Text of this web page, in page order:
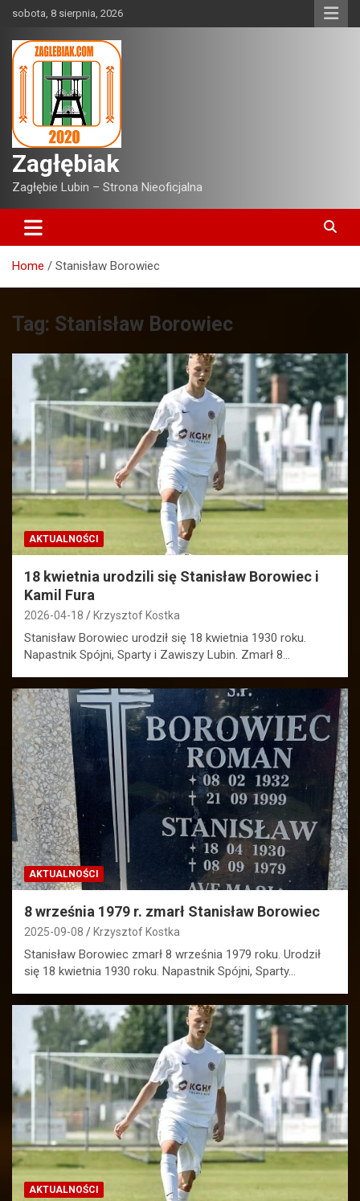
content
sobota, 8 sierpnia, 2026
Zagłębiak
Zagłębie Lubin – Strona Nieoficjalna
Home Stanisław Borowiec
Tag: Stanisław Borowiec
AKTUALNOŚCI
18 kwietnia urodzili się Stanisław Borowiec i
Kamil Fura
2026-04-18 Krzysztof Kostka
Stanisław Borowiec urodził się 18 kwietnia 1930 roku.
Napastnik Spójni, Sparty i Zawiszy Lubin. Zmarł 8…
AKTUALNOŚCI
8 września 1979 r. zmarł Stanisław Borowiec
2025-09-08 Krzysztof Kostka
Stanisław Borowiec zmarł 8 września 1979 roku. Urodził
się 18 kwietnia 1930 roku. Napastnik Spójni, Sparty…
AKTUALNOŚCI